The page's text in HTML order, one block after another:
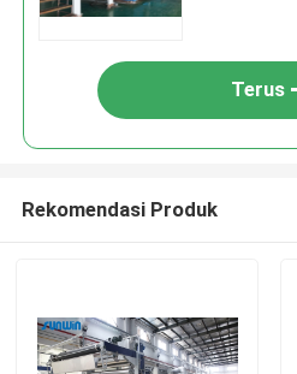
Terus
Rekomendasi Produk